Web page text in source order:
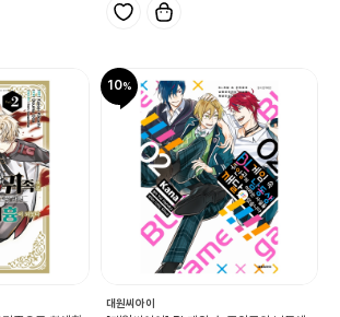
10
대원씨아이